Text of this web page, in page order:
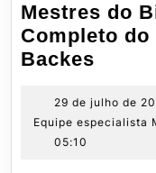
Mestres do
Completo do
Backes
29 de julho de
Equipe especialista
05:10